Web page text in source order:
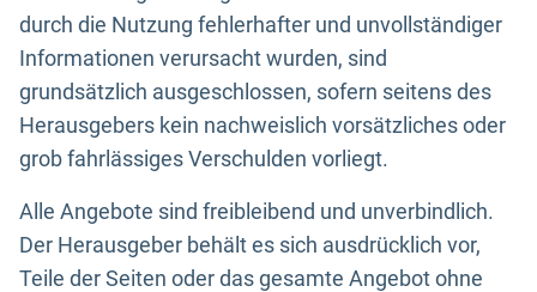
durch die Nutzung fehlerhafter und unvollständiger
Informationen verursacht wurden, sind
grundsätzlich ausgeschlossen, sofern seitens des
Herausgebers kein nachweislich vorsätzliches oder
grob fahrlässiges Verschulden vorliegt.
Alle Angebote sind freibleibend und unverbindlich.
Der Herausgeber behält es sich ausdrücklich vor,
Teile der Seiten oder das gesamte Angebot ohne